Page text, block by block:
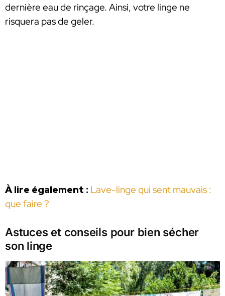
dernière eau de rinçage. Ainsi, votre linge ne
risquera pas de geler.
À lire également : Lave-linge qui sent mauvais :
que faire ?
Astuces et conseils pour bien sécher
son linge